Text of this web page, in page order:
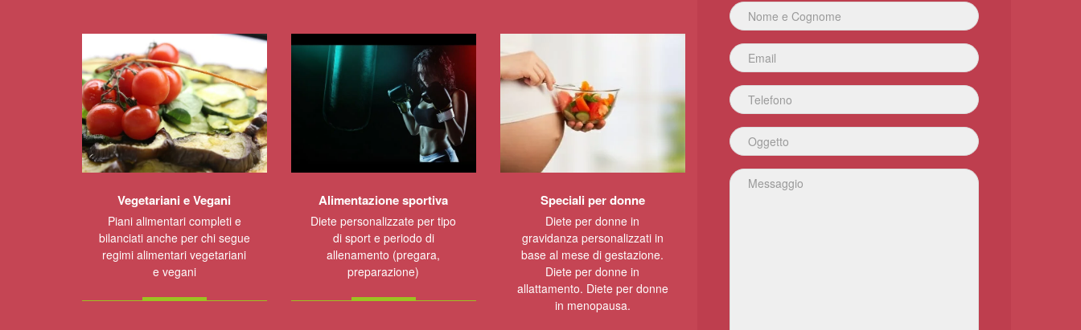
Vegetariani e Vegani
Piani alimentari completi e
bilanciati anche per chi segue
regimi alimentari vegetariani
e vegani
Alimentazione sportiva
Diete personalizzate per tipo
di sport e periodo di
allenamento (pregara,
preparazione)
Speciali per donne
Diete per donne in
gravidanza personalizzati in
base al mese di gestazione.
Diete per donne in
allattamento. Diete per donne
in menopausa.